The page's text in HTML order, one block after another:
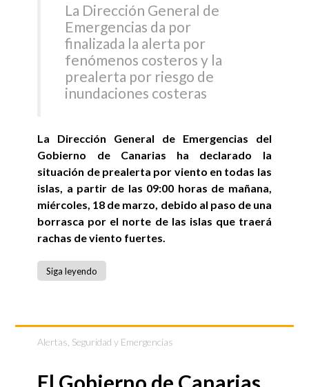
La Dirección General de
Emergencias da por
finalizada la alerta por
fenómenos costeros y la
prealerta por riesgo de
inundaciones costeras
La Dirección General de Emergencias del
Gobierno de Canarias ha declarado la
situación de prealerta por viento en todas las
islas, a partir de las 09:00 horas de mañana,
miércoles, 18 de marzo, debido al paso de una
borrasca por el norte de las islas que traerá
rachas de viento fuertes.
Siga leyendo
Alertas Seguridad y Emergencias